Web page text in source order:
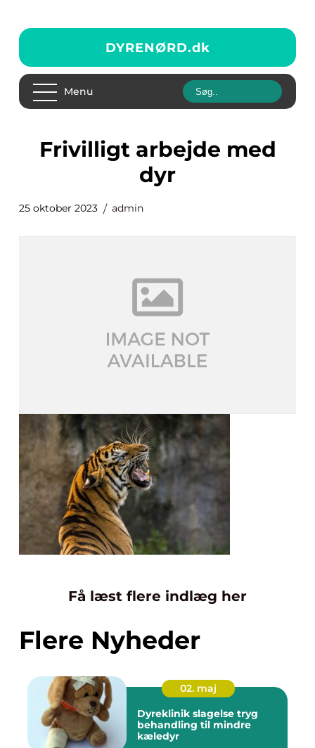
DYRENØRD.dk
Menu
frivilligt arbejde med
dyr
25 oktober 2023 admin
Få læst flere indlæg her
Flere Nyheder
02. maj
Dyreklinik slagelse tryg
behandling til mindre
kæledyr